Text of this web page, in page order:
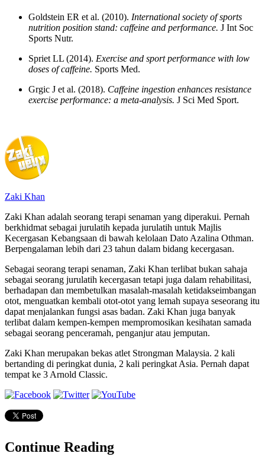
Goldstein ER et al. (2010). International society of sports
nutrition position stand: caffeine and performance. J Int Soc
Sports Nutr.
Spriet LL (2014). Exercise and sport performance with low
doses of caffeine. Sports Med.
Grgic J et al. (2018). Caffeine ingestion enhances resistance
exercise performance: a meta-analysis. J Sci Med Sport.
Zaki Khan
Zaki Khan adalah seorang terapi senaman yang diperakui. Pernah
berkhidmat sebagai jurulatih kepada jurulatih untuk Majlis
Kecergasan Kebangsaan di bawah kelolaan Dato Azalina Othman.
Berpengalaman lebih dari 23 tahun dalam bidang kecergasan.
Sebagai seorang terapi senaman, Zaki Khan terlibat bukan sahaja
sebagai seorang jurulatih kecergasan tetapi juga dalam rehabilitasi,
berhadapan dan membetulkan masalah-masalah ketidakseimbangan
otot, menguatkan kembali otot-otot yang lemah supaya seseorang itu
dapat menjalankan fungsi asas badan. Zaki Khan juga banyak
terlibat dalam kempen-kempen mempromosikan kesihatan samada
sebagai seorang penceramah, penganjur atau jemputan.
Zaki Khan merupakan bekas atlet Strongman Malaysia. 2 kali
bertanding di peringkat dunia, 2 kali peringkat Asia. Pernah dapat
tempat ke 3 Arnold Classic.
Continue Reading